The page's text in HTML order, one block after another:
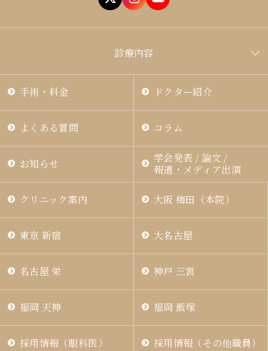
手術・料金 ドクター紹介
よくある質問 コラム
お知らせ
学会発表 / 論文 /
報道・メディア出演
クリニック案内 大阪 梅田（本院）
東京 新宿 大名古屋
名古屋 栄 神戸 三宮
福岡 天神 福岡 飯塚
採用情報（眼科医） 採用情報（その他職員）
診療内容